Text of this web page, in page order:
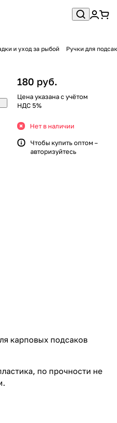
и уход за рыбой Ручки для
180 руб.
Цена указана с учётом
НДС 5%
Нет в наличии
Чтобы купить оптом –
авторизуйтесь
карповых подсаков
по прочности не